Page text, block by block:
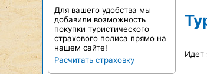
Для вашего удобства мы
добавили возможность
покупки туристического
страхового полиса прямо на
нашем сайте!
Расчитать страховку
Идет